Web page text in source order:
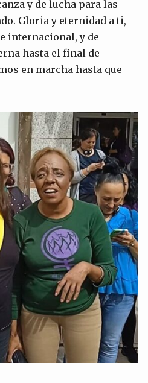
y de lucha para las
Gloria y eternidad a ti,
internacional, y de
hasta el final de
en marcha hasta que